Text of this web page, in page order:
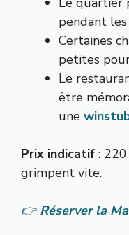
pendant
Certaines
petites
Le
être
une
Prix indicatif :
grimpent vite.
👉Réserver la